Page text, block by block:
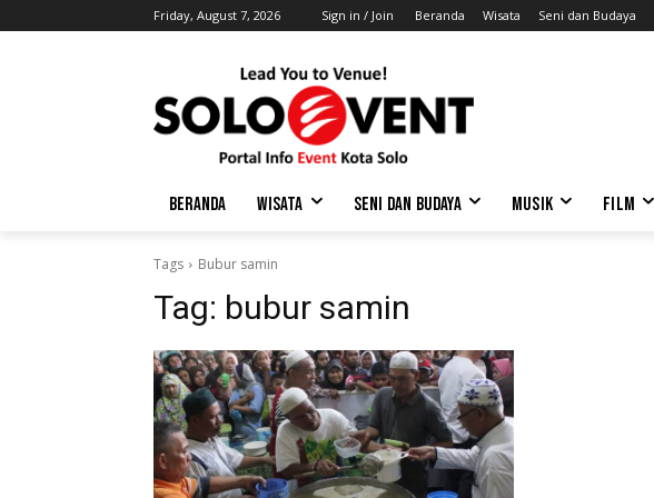
Friday, August 7, 2026 Sign in / Join Beranda Wisata Seni dan Budaya
BERANDA WISATA SENI DAN BUDAYA MUSIK FILM
Tags Bubur samin
Tag: bubur samin